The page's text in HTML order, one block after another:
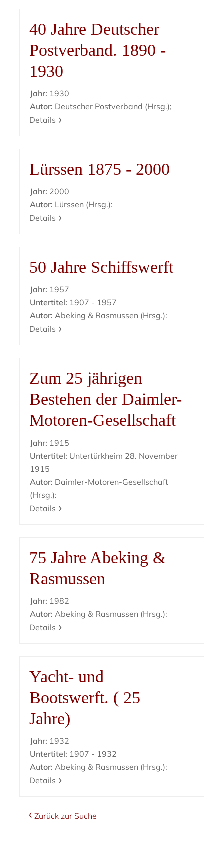
40 Jahre Deutscher
Postverband. 1890 -
1930
Jahr: 1930
Autor: Deutscher Postverband (Hrsg.);
Details
Lürssen 1875 - 2000
Jahr: 2000
Autor: Lürssen (Hrsg.):
Details
50 Jahre Schiffswerft
Jahr: 1957
Untertitel: 1907 - 1957
Autor: Abeking & Rasmussen (Hrsg.):
Details
Zum 25 jährigen
Bestehen der Daimler-
Motoren-Gesellschaft
Jahr: 1915
Untertitel: Untertürkheim 28. November
1915
Autor: Daimler-Motoren-Gesellschaft
(Hrsg.):
Details
75 Jahre Abeking &
Rasmussen
Jahr: 1982
Autor: Abeking & Rasmussen (Hrsg.):
Details
Yacht- und
Bootswerft. ( 25
Jahre)
Jahr: 1932
Untertitel: 1907 - 1932
Autor: Abeking & Rasmussen (Hrsg.):
Details
Zurück zur Suche